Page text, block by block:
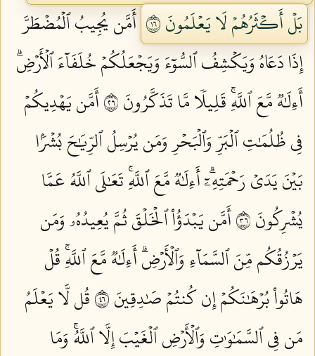
بَلۡ أَكۡثَرُهُمۡ لَا يَعۡلَمُونَ ٦١
أَمَّن يُجِيبُ ٱلۡمُضۡطَرَّ
إِذَا دَعَاهُ وَيَكۡشِفُ ٱلسُّوٓءَ وَيَجۡعَلُكُمۡ خُلَفَآءَ ٱلۡأَرۡضِۗ
أَءِلَٰهٞ مَّعَ ٱللَّهِۚ قَلِيلٗا مَّا تَذَكَّرُونَ ٦٢
أَمَّن يَهۡدِيكُمۡ
فِي ظُلُمَٰتِ ٱلۡبَرِّ وَٱلۡبَحۡرِ وَمَن يُرۡسِلُ ٱلرِّيَٰحَ بُشۡرَۢا
بَيۡنَ يَدَيۡ رَحۡمَتِهِۦٓۗ أَءِلَٰهٞ مَّعَ ٱللَّهِۚ تَعَٰلَى ٱللَّهُ عَمَّا
يُشۡرِكُونَ ٦٣
أَمَّن يَبۡدَؤُاْ ٱلۡخَلۡقَ ثُمَّ يُعِيدُهُۥ وَمَن
يَرۡزُقُكُم مِّنَ ٱلسَّمَآءِ وَٱلۡأَرۡضِۗ أَءِلَٰهٞ مَّعَ ٱللَّهِۚ قُلۡ
هَاتُواْ بُرۡهَٰنَكُمۡ إِن كُنتُمۡ صَٰدِقِينَ ٦٤
قُل لَّا يَعۡلَمُ
مَن فِي ٱلسَّمَٰوَٰتِ وَٱلۡأَرۡضِ ٱلۡغَيۡبَ إِلَّا ٱللَّهُۚ وَمَا